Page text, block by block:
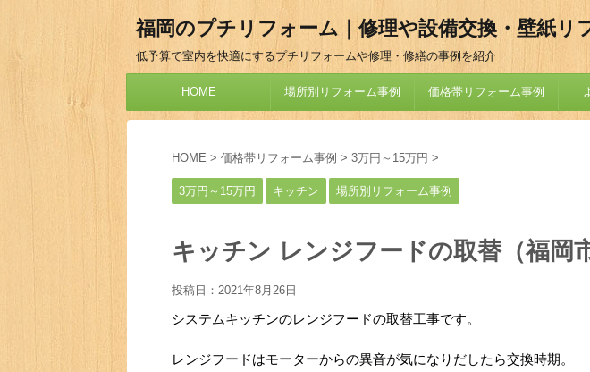
福岡のプチリフォーム｜修理や設備交換・壁紙リ
低予算で室内を快適にするプチリフォームや修理・修繕の事例を紹介
HOME 場所別リフォーム事例 価格帯リフォーム事例
HOME > 価格帯リフォーム事例 > 3万円～15万円 >
3万円～15万円 キッチン 場所別リフォーム事例
キッチン レンジフードの取替（福岡
投稿日： 2021年8月26日
システムキッチンのレンジフードの取替工事です。
レンジフードはモーターからの異音が気になりだしたら交換時期。